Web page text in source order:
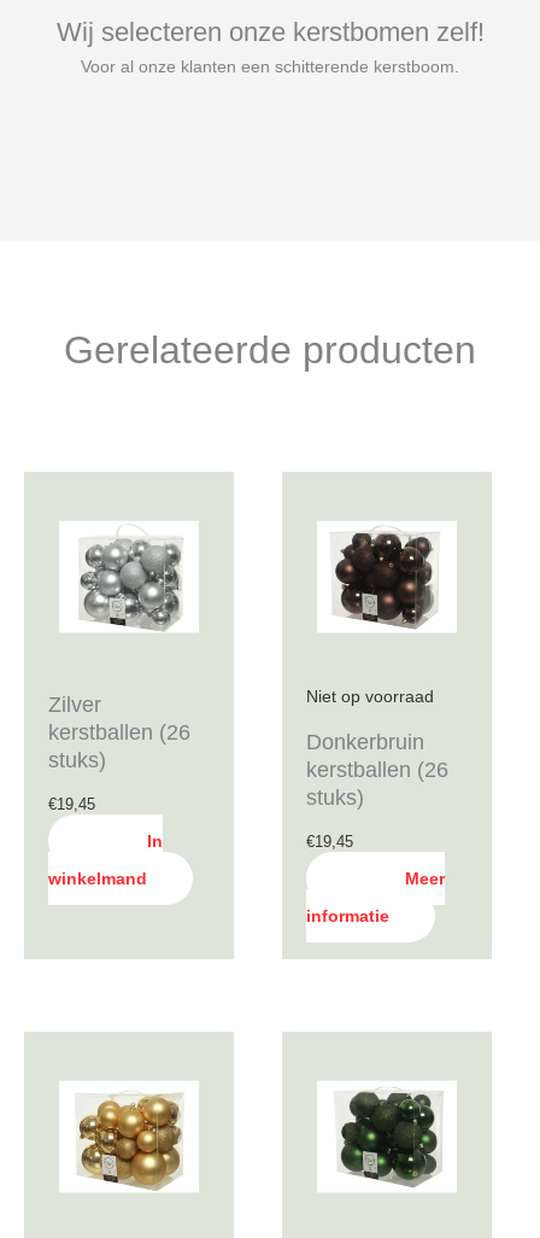
Wij selecteren onze kerstbomen zelf!
Voor al onze klanten een schitterende kerstboom.
Gerelateerde producten
Zilver
kerstballen (26
stuks)
€19,45
In
winkelmand
Niet op voorraad
Donkerbruin
kerstballen (26
stuks)
€19,45
Meer
informatie